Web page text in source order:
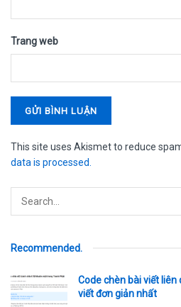
Trang web
This site uses Akismet to reduce
data is processed.
Recommended.
Code chèn bài viết
viết đơn giản nhất